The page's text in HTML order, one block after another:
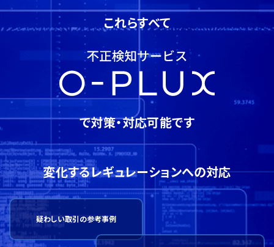
これらすべて
で対策・対応可能です
変化するレギュレーションへの対応
疑わしい取引の参考事例